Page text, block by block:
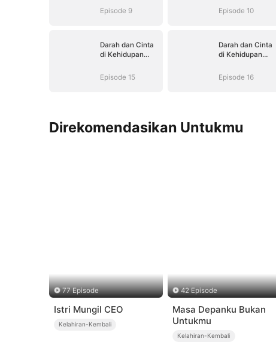
Episode 9
Episode 10
Darah dan Cinta
di Kehidupan
Episode 15
Darah dan Cinta
di Kehidupan
Episode 16
Direkomendasikan Untukmu
77 Episode
Istri Mungil CEO
Kelahiran-Kembali
42 Episode
Masa Depanku Bukan
Untukmu
Kelahiran-Kembali